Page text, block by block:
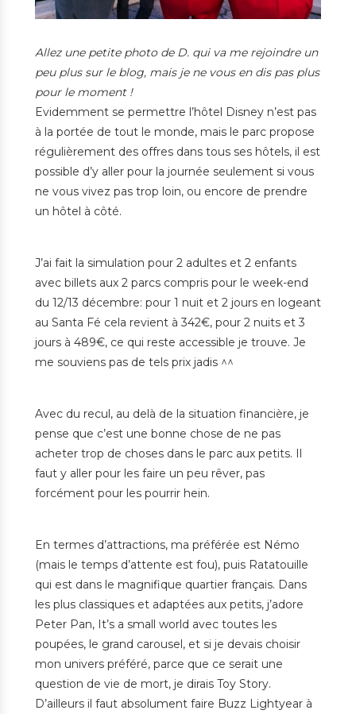
Allez une petite photo de D. qui va me rejoindre un
peu plus sur le blog, mais je ne vous en dis pas plus
pour le moment !
Evidemment se permettre l’hôtel Disney n’est pas
à la portée de tout le monde, mais le parc propose
régulièrement des offres dans tous ses hôtels, il est
possible d’y aller pour la journée seulement si vous
ne vous vivez pas trop loin, ou encore de prendre
un hôtel à côté.
J’ai fait la simulation pour 2 adultes et 2 enfants
avec billets aux 2 parcs compris pour le week-end
du 12/13 décembre: pour 1 nuit et 2 jours en logeant
au Santa Fé cela revient à 342€, pour 2 nuits et 3
jours à 489€, ce qui reste accessible je trouve. Je
me souviens pas de tels prix jadis ^^
Avec du recul, au delà de la situation financière, je
pense que c’est une bonne chose de ne pas
acheter trop de choses dans le parc aux petits. Il
faut y aller pour les faire un peu rêver, pas
forcément pour les pourrir hein.
En termes d’attractions, ma préférée est Némo
(mais le temps d’attente est fou), puis Ratatouille
qui est dans le magnifique quartier français. Dans
les plus classiques et adaptées aux petits, j’adore
Peter Pan, It’s a small world avec toutes les
poupées, le grand carousel, et si je devais choisir
mon univers préféré, parce que ce serait une
question de vie de mort, je dirais Toy Story.
D’ailleurs il faut absolument faire Buzz Lightyear à